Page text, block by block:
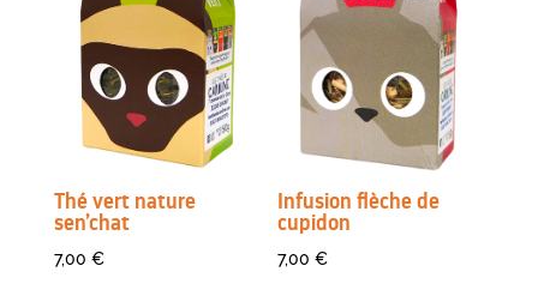
Thé vert nature
sen’chat
7,00 €
Infusion flèche de
cupidon
7,00€